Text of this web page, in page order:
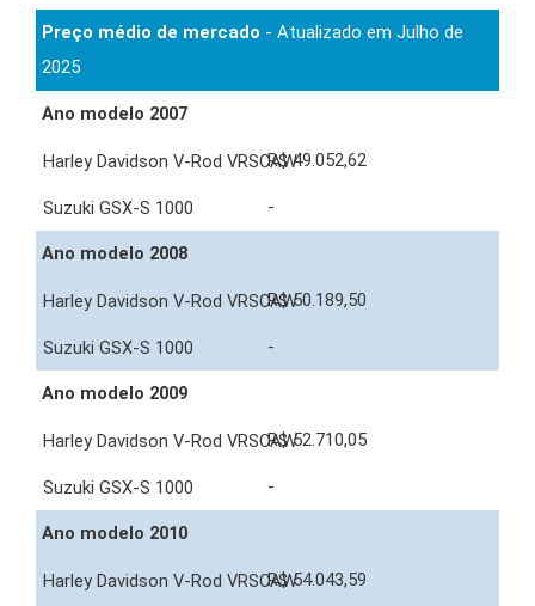
Preço médio de mercado - Atualizado em Julho de
2025
Ano modelo 2007
R$ 49.052,62
-
Ano modelo 2008
R$ 50.189,50
-
Ano modelo 2009
R$ 52.710,05
-
Ano modelo 2010
R$ 54.043,59